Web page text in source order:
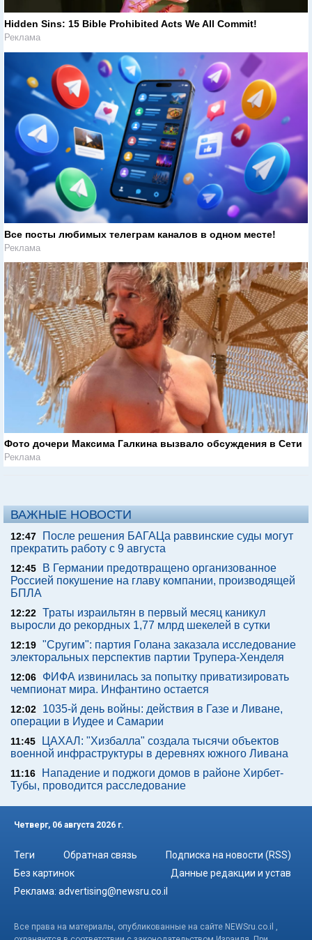
Hidden Sins: 15 Bible Prohibited Acts We All Commit!
Реклама
Все посты любимых телеграм каналов в одном месте!
Реклама
Фото дочери Максима Галкина вызвало обсуждения в Сети
Реклама
ВАЖНЫЕ НОВОСТИ
12:47
После решения БАГАЦа раввинские суды могут
прекратить работу с 9 августа
12:45
В Германии предотвращено организованное
Россией покушение на главу компании, производящей
БПЛА
12:22 Траты израильтян в первый месяц каникул
выросли до рекордных 1,77 млрд шекелей в сутки
12:19 "Сругим": партия Голана заказала исследование
электоральных перспектив партии Трупера-Хенделя
12:06
ФИФА извинилась за попытку приватизировать
чемпионат мира. Инфантино остается
12:02
1035-й день войны: действия в Газе и Ливане,
операции в Иудее и Самарии
11:45
ЦАХАЛ: "Хизбалла" создала тысячи объектов
военной инфраструктуры в деревнях южного Ливана
11:16
Нападение и поджоги домов в районе Хирбет-
Тубы, проводится расследование
Четверг, 06 августа 2026 г.
Теги Обратная связь
Подписка на новости (RSS)
Без картинок
Данные редакции и устав
Реклама: advertising@newsru.co.il
Все права на материалы, опубликованные на сайте NEWSru.co.il ,